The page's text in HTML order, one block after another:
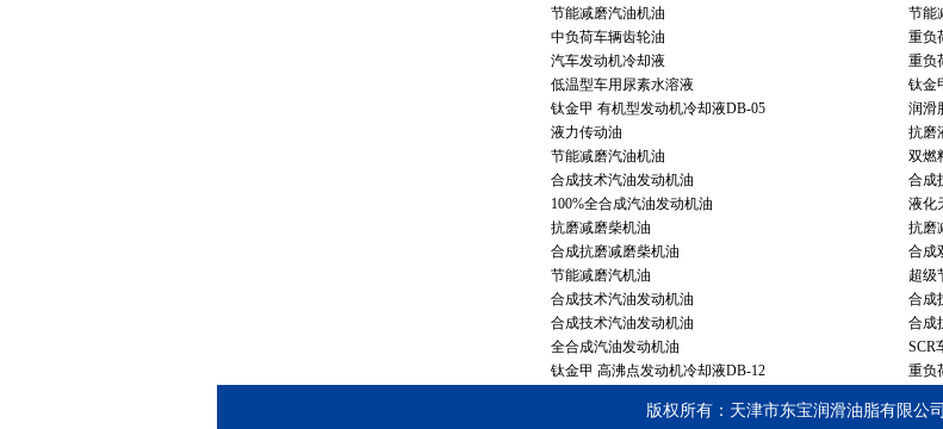
节能减磨汽油机油
节能
中负荷车辆齿轮油
重负
汽车发动机冷却液
重负
低温型车用尿素水溶液
钛金
钛金甲 有机型发动机冷却液DB-05
润滑
液力传动油
抗磨
节能减磨汽油机油
双燃
合成技术汽油发动机油
合成
100%全合成汽油发动机油
液化
抗磨减磨柴机油
抗磨
合成抗磨减磨柴机油
合成
节能减磨汽机油
超级
合成技术汽油发动机油
合成
合成技术汽油发动机油
合成
全合成汽油发动机油
SCR
钛金甲 高沸点发动机冷却液DB-12
重负
版权所有：天津市东宝润滑油脂有限公司